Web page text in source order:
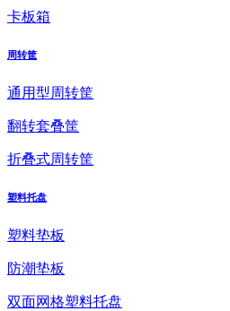
卡板箱
周转筐
通用型周转筐
翻转套叠筐
折叠式周转筐
塑料托盘
塑料垫板
防潮垫板
双面网格塑料托盘